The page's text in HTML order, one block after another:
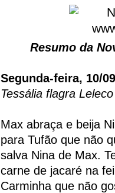
Resumo da
Segunda-feira, 10/
Tessália flagra
Max abraça e beija
para Tufão que não
salva Nina de Max.
carne de jacaré na
Carminha que não